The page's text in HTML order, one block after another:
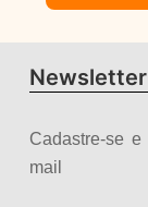
Newsletter
Cadastre-se
mail